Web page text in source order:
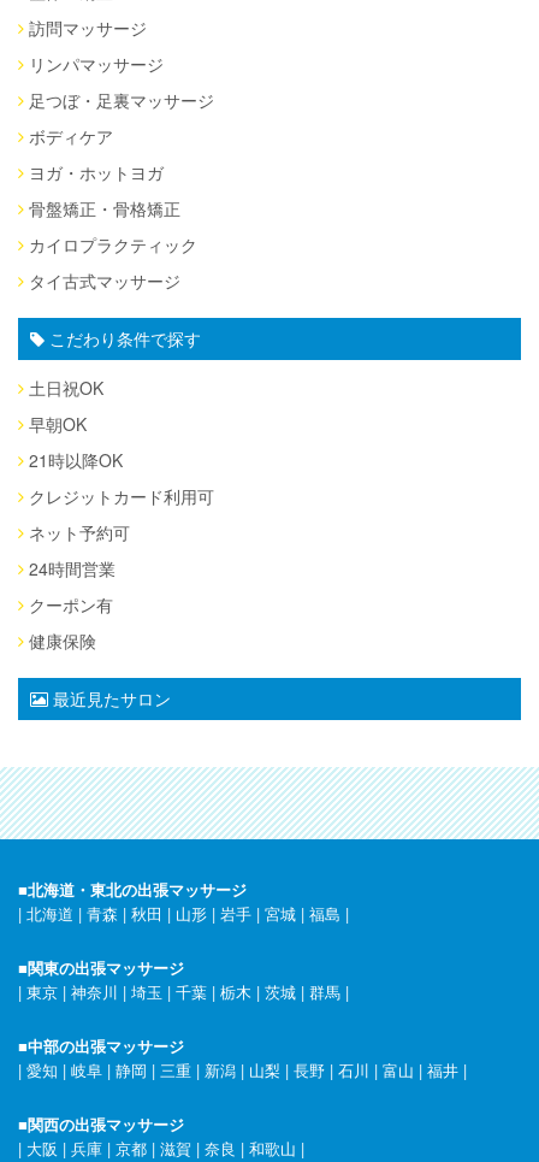
訪問マッサージ
リンパマッサージ
足つぼ・足裏マッサージ
ボディケア
ヨガ・ホットヨガ
骨盤矯正・骨格矯正
カイロプラクティック
タイ古式マッサージ
こだわり条件で探す
土日祝OK
早朝OK
21時以降OK
クレジットカード利用可
ネット予約可
24時間営業
クーポン有
健康保険
最近見たサロン
■北海道・東北の出張マッサージ
| 北海道 | 青森 | 秋田 | 山形 | 岩手 | 宮城 | 福島 |
■関東の出張マッサージ
| 東京 | 神奈川 | 埼玉 | 千葉 | 栃木 | 茨城 | 群馬 |
■中部の出張マッサージ
| 愛知 | 岐阜 | 静岡 | 三重 | 新潟 | 山梨 | 長野 | 石川 | 富山 | 福井 |
■関西の出張マッサージ
| 大阪 | 兵庫 | 京都 | 滋賀 | 奈良 | 和歌山 |